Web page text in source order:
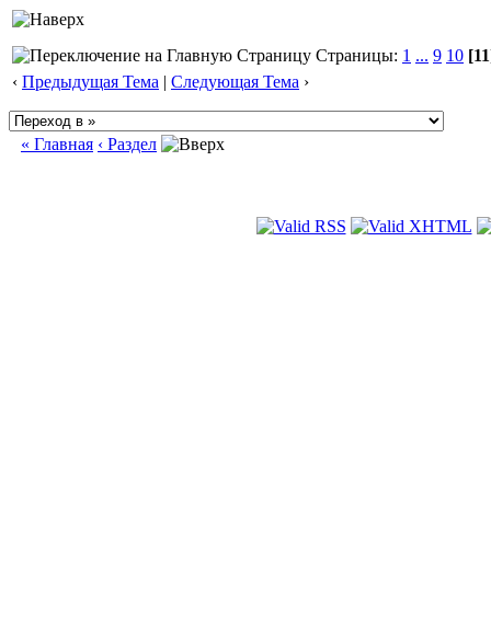
Страницы: 1 ... 9 10
‹ Предыдущая Тема | Следующая Тема ›
« Главная ‹ Раздел